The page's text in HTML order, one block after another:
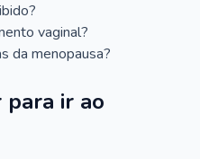
vaginal?
da menopausa?
para ir ao